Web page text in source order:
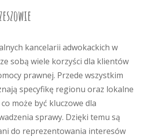
kancelarii adwokackich w
sobą wiele korzyści dla klientów
prawnej. Przede wszystkim
specyfikę regionu oraz lokalne
może być kluczowe dla
sprawy. Dzięki temu są
do reprezentowania interesów